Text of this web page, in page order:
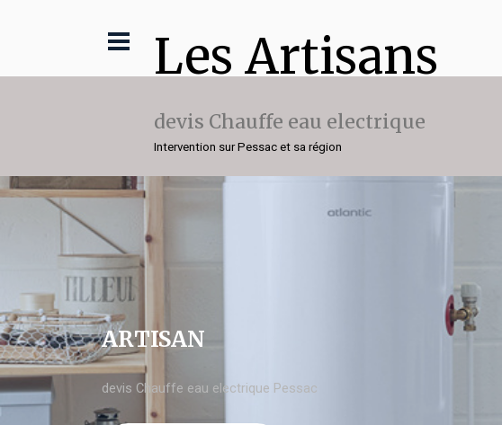
Les Artisans
devis Chauffe eau electrique
Intervention sur Pessac et sa région
ARTISAN
devis Chauffe eau electrique Pessac